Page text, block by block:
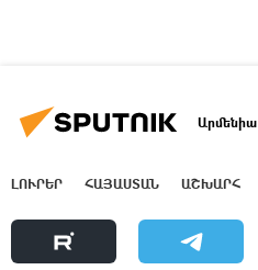
Արմենիա
ԼՈՒՐԵՐ ՀԱՅԱՍՏԱՆ ԱՇԽԱՐՀ